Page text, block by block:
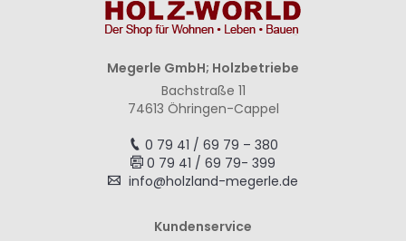
Megerle GmbH; Holzbetriebe
Bachstraße 11
74613 Öhringen-Cappel
0 79 41 / 69 79 – 380
0 79 41 / 69 79- 399
info@holzland-megerle.de
Kundenservice